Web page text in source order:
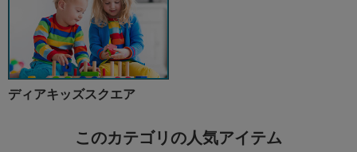
ディアキッズスクエア
このカテゴリの人気アイテム